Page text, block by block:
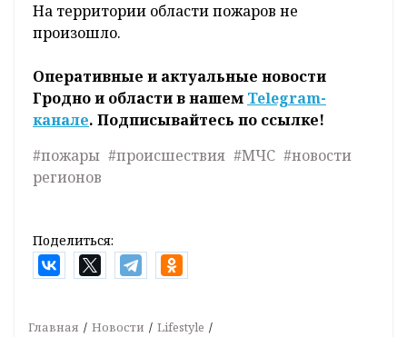
На территории области пожаров не
произошло.
Оперативные и актуальные новости
Гродно и области в нашем Telegram-
канале. Подписывайтесь по ссылке!
#пожары #происшествия #МЧС #новости
регионов
Поделиться:
Главная Новости Lifestyle